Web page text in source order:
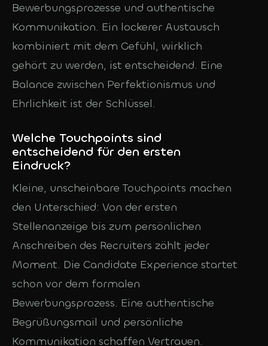
Bewerbungsprozesse und authentische
Kommunikation. Ein lockerer Austausch
kombiniert mit dem Gefühl, wirklich
gehört zu werden, ist entscheidend. Eine
Balance zwischen Perfektionismus und
Ehrlichkeit ist der Schlüssel.
Welche Touchpoints sind
entscheidend für den ersten
Eindruck?
Kleine, unscheinbare Touchpoints machen
den Unterschied: Von der ersten
Stellenanzeige bis zum persönlichen
Anschreiben des Recruiters zählt jeder
Moment. Die Candidate Experience startet
schon vor dem formalen
Bewerbungsprozess. Eine authentische
Begrüßungsmail und persönliche
Kommunikation schaffen Vertrauen.